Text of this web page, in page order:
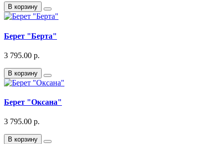
В корзину
Берет "Берта"
3 795.00 р.
В корзину
Берет "Оксана"
3 795.00 р.
В корзину